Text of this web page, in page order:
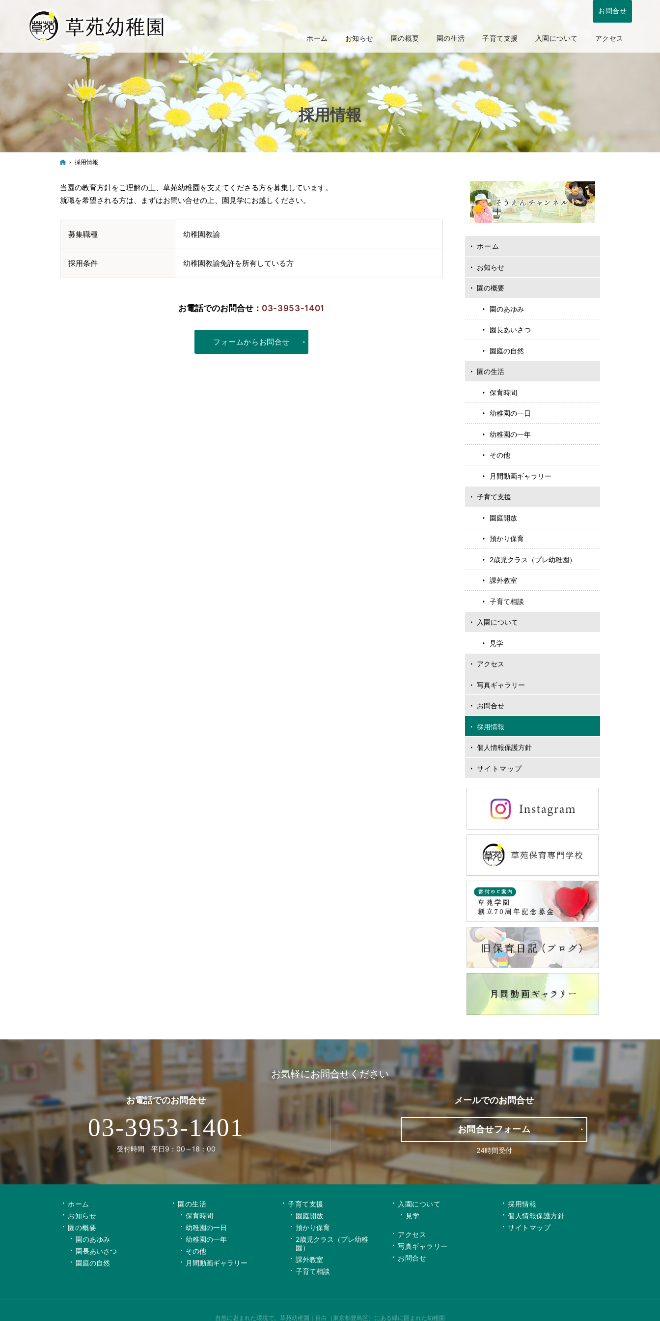
採用情報
ホーム
採用情報
当園の教育方針をご理解の上、草苑幼稚園を支えてくださる方を募集しています。
就職を希望される方は、まずはお問い合せの上、園見学にお越しください。
募集職種 幼稚園教諭
採用条件 幼稚園教諭免許を所有している方
お電話でのお問合せ： 03-3953-1401
フォームからお問合せ
ホーム
お知らせ
園の概要
園のあゆみ
園長あいさつ
園庭の自然
園の生活
保育時間
幼稚園の一日
幼稚園の一年
その他
月間動画ギャラリー
子育て支援
園庭開放
預かり保育
2歳児クラス（プレ幼稚園）
課外教室
子育て相談
入園について
見学
アクセス
写真ギャラリー
お問合せ
採用情報
個人情報保護方針
サイトマップ
お問合せ
ホーム お知らせ 園の概要 園の生活 子育て支援 入園について アクセス
お気軽にお問合せください
お電話でのお問合せ
03-3953-1401
受付時間 平日9：00～18：00
メールでのお問合せ
お問合せフォーム
24時間受付
ホーム
お知らせ
園の概要
園のあゆみ
園長あいさつ
園庭の自然
園の生活
保育時間
幼稚園の一日
幼稚園の一年
その他
月間動画ギャラリー
子育て支援
園庭開放
預かり保育
2歳児クラス（プレ幼稚
園）
課外教室
子育て相談
入園について
見学
アクセス
写真ギャラリー
お問合せ
採用情報
個人情報保護方針
サイトマップ
自然に恵まれた環境で。 草苑幼稚園｜目白（東京都豊島区）にある緑に囲まれた幼稚園